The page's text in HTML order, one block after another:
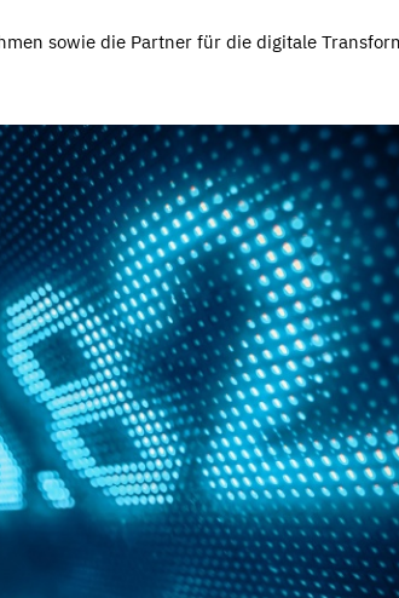
sowie die Partner für die digitale